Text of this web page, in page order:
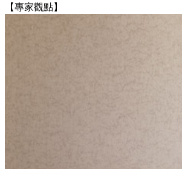
【專家觀點】